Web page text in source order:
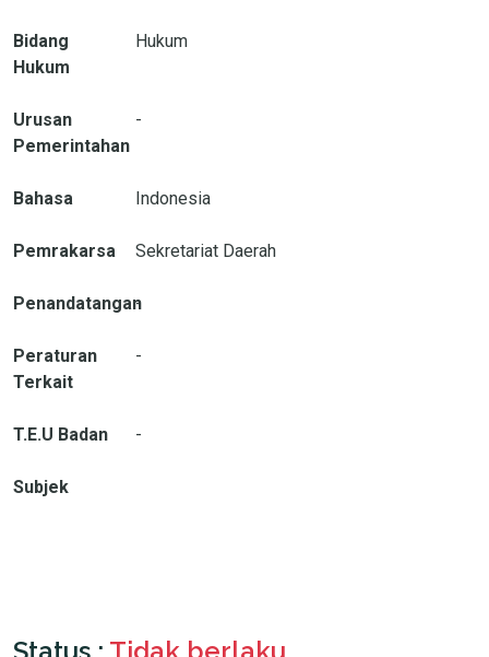
Bidang
Hukum
Hukum
Urusan
Pemerintahan
-
Bahasa Indonesia
Pemrakarsa Sekretariat Daerah
Penandatangan
-
Peraturan
Terkait
-
T.E.U Badan -
Subjek